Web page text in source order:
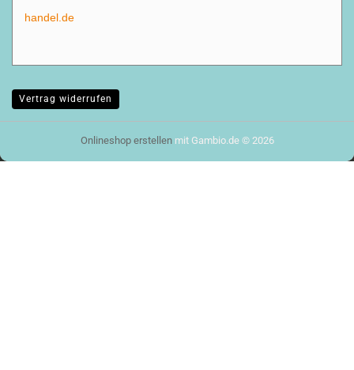
handel.de
Vertrag widerrufen
Onlineshop erstellenmit Gambio.de © 2026